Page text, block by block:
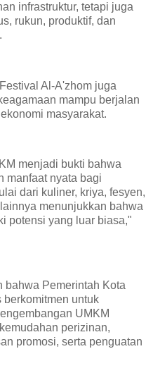
infrastruktur, tetapi juga
rukun, produktif, dan
Al-A'zhom juga
mampu berjalan
masyarakat.
menjadi bukti bahwa
manfaat nyata bagi
dari kuliner, kriya, fesyen,
menunjukkan bahwa
potensi yang luar biasa,"
bahwa Pemerintah Kota
berkomitmen untuk
UMKM
perizinan,
promosi, serta penguatan